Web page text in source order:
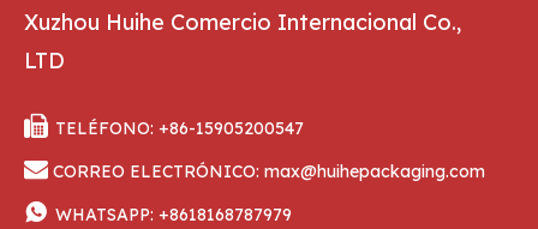
Xuzhou Huihe Comercio Internacional Co.,
LTD
 TELÉFONO: +86-15905200547
 CORREO ELECTRÓNICO: max@huihepackaging.com
 WHATSAPP: +8618168787979